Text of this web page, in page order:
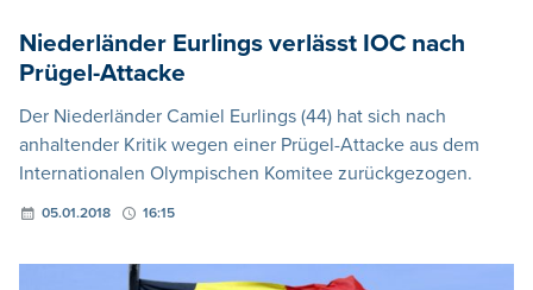
Niederländer Eurlings verlässt IOC nach
Prügel-Attacke
Der Niederländer Camiel Eurlings (44) hat sich nach
anhaltender Kritik wegen einer Prügel-Attacke aus dem
Internationalen Olympischen Komitee zurückgezogen.
05.01.2018 16:15